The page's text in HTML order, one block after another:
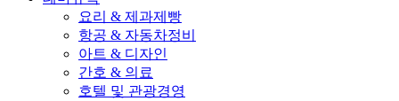
요리 & 제과제빵
항공 & 자동차정비
아트 & 디자인
간호 & 의료
호텔 및 관광경영